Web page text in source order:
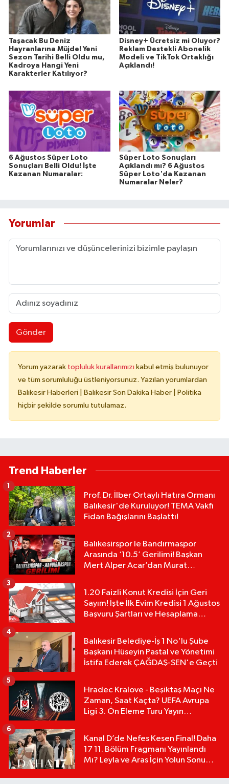
Taşacak Bu Deniz
Hayranlarına Müjde! Yeni
Sezon Tarihi Belli Oldu mu,
Kadroya Hangi Yeni
Karakterler Katılıyor?
Disney+ Ücretsiz mi Oluyor?
Reklam Destekli Abonelik
Modeli ve TikTok Ortaklığı
Açıklandı!
6 Ağustos Süper Loto
Sonuçları Belli Oldu! İşte
Kazanan Numaralar:
Süper Loto Sonuçları
Açıklandı mı? 6 Ağustos
Süper Loto'da Kazanan
Numaralar Neler?
Yorumlar
Gönder
Yorum yazarak topluluk kurallarımızı kabul etmiş bulunuyor
ve tüm sorumluluğu üstleniyorsunuz. Yazılan yorumlardan
Balıkesir Haberleri | Balıkesir Son Dakika Haber | Politika
hiçbir şekilde sorumlu tutulamaz.
Trend Haberler
Prof. Dr. İlber Ortaylı Hatıra Ormanı
Balıkesir'de Kuruluyor! TEMA Vakfı
Fidan Bağışlarını Başlattı!
1
Balıkesirspor le Bandırmaspor
Arasında ‘10.5’ Gerilimi! Başkan
Mert Alper Acar’dan Murat
2
1.20 Faizli Konut Kredisi İçin Geri
Sayım! İşte İlk Evim Kredisi 1 Ağustos
Başvuru Şartları ve Hesaplama
3
Balıkesir Belediye-İş 1 No'lu Şube
Başkanı Hüseyin Pastal ve Yönetimi
İstifa Ederek ÇAĞDAŞ-SEN'e Geçti
4
Hradec Kralove - Beşiktaş Maçı Ne
Zaman, Saat Kaçta? UEFA Avrupa
Ligi 3. Ön Eleme Turu Yayın
5
Kanal D’de Nefes Kesen Final! Daha
17 11. Bölüm Fragmanı Yayınlandı
Mı? Leyla ve Aras İçin Yolun Sonu
6